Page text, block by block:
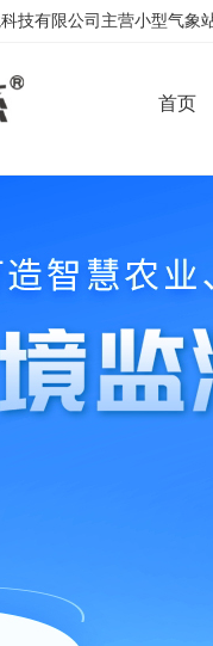
技有限公司主营小型气象
首页